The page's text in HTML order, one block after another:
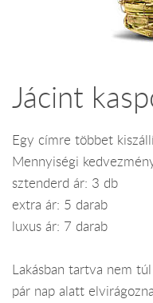
Jácint
Egy címre többet
Mennyiségi
sztenderd ár: 3 db
extra ár: 5 darab
luxus ár: 7 darab
Lakásban tartva nem
pár nap alatt